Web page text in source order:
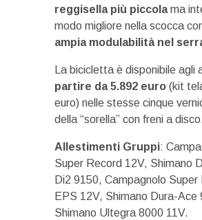
reggisella più piccolama
modo migliore nella scocca
ampia modulabilità nel
La bicicletta è disponibile agli
partire da 5.892 euro (kit
euro) nelle stesse cinque
della “sorella” con freni a disco.
Allestimenti Gruppi:
Super Record 12V, Shimano
Di2 9150, Campagnolo Super
EPS 12V, Shimano Dura-Ace
Shimano Ultegra 8000 11V.